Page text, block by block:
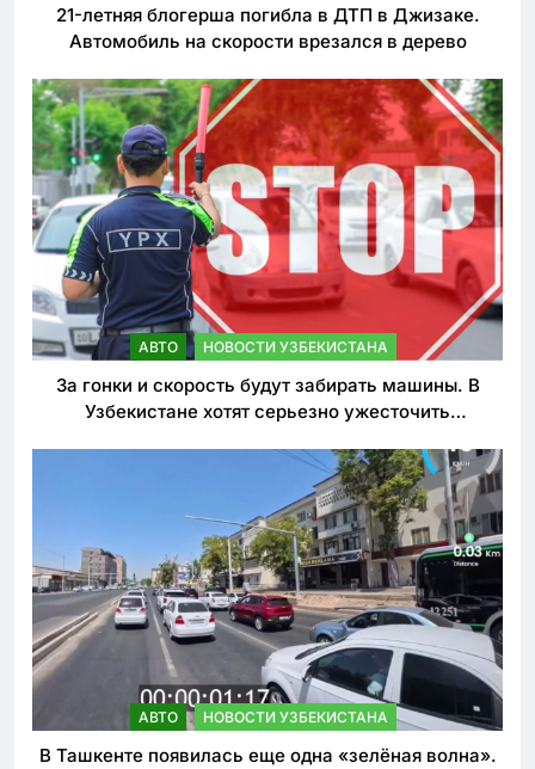
21-летняя блогерша погибла в ДТП в Джизаке.
Автомобиль на скорости врезался в дерево
АВТО НОВОСТИ УЗБЕКИСТАНА
За гонки и скорость будут забирать машины. В
Узбекистане хотят серьезно ужесточить
АВТО НОВОСТИ УЗБЕКИСТАНА
В Ташкенте появилась еще одна «зелёная волна».